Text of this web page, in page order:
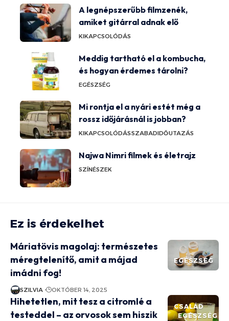
A legnépszerűbb filmzenék,
amiket gitárral adnak elő
KIKAPCSOLÓDÁS
Meddig tartható el a kombucha,
és hogyan érdemes tárolni?
EGÉSZSÉG
Mi rontja el a nyári estét még a
rossz időjárásnál is jobban?
KIKAPCSOLÓDÁSSZABADIDŐUTAZÁS
Najwa Nimri filmek és életrajz
SZÍNÉSZEK
Ez is érdekelhet
EGÉSZSÉG
Máriatövis magolaj: természetes
méregtelenítő, amit a májad
imádni fog!
SZILVIA OKTÓBER 14, 2025
CSALÁD
EGÉSZSÉG
Hihetetlen, mit tesz a citromlé a
testeddel – az orvosok sem hiszik